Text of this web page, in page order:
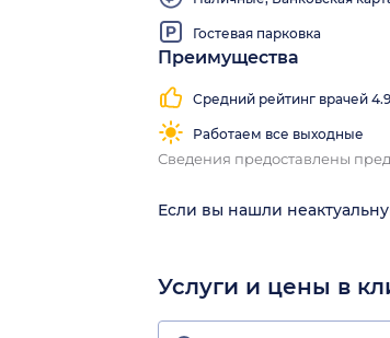
Гостевая парковка
Преимущества
Средний рейтинг врачей 4.9
Работаем все выходные
Сведения предоставлены
Если вы нашли
Услуги и цены в